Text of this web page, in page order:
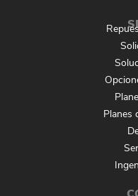
Planes